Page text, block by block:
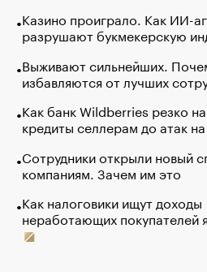
Казино проиграло. Как ИИ-
разрушают букмекерскую
Выживают сильнейших.
избавляются от лучших
Как банк Wildberries резко
кредиты селлерам до атак
Сотрудники открыли новый
компаниям. Зачем им это
Как налоговики ищут доходы
неработающих покупателей